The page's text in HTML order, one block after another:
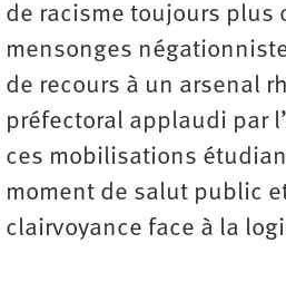
de racisme toujours plus
mensonges
de recours à un arsenal
préfectoral applaudi par
ces mobilisations
moment de salut public
clairvoyance face à la